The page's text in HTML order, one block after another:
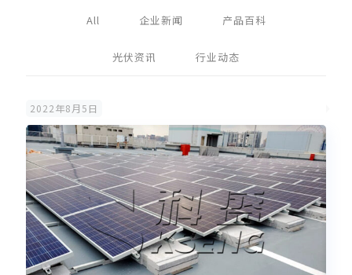
All 企业新闻 产品百科
光伏资讯 行业动态
2022年8月5日